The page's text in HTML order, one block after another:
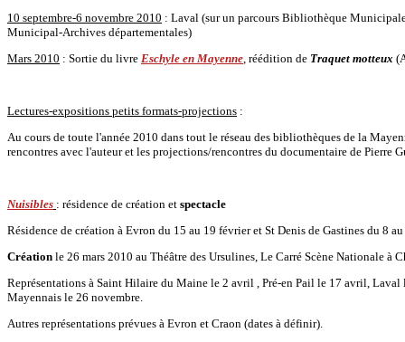
10 septembre-6 novembre 2010 : Laval (sur un parcours Bibliothèque
Municipal-Archives départementales)
Mars 2010 : Sortie du livre Eschyle en Mayenne, réédition de Traquet motteux
Lectures-expositions petits formats-projections :
Au cours de toute l'année 2010 dans tout le réseau des bibliothèques de la
rencontres avec l'auteur et les projections/rencontres du documentaire de Pierre
Nuisibles : résidence de création et spectacle
Résidence de création à Evron du 15 au 19 février et St Denis de Gastines du 8
Création le 26 mars 2010 au Théâtre des Ursulines, Le Carré Scène Nationale à
Représentations à Saint Hilaire du Maine le 2 avril , Pré-en Pail le 17 avril,
Mayennais le 26 novembre.
Autres représentations prévues à Evron et Craon (dates à définir).